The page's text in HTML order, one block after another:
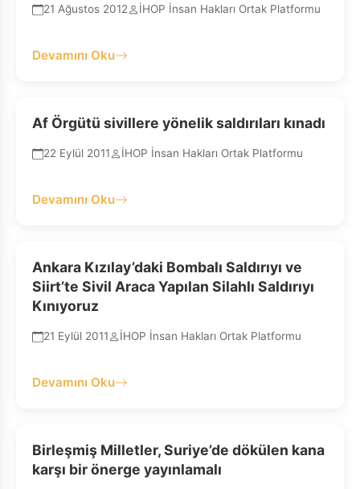
21 Ağustos 2012 İHOP İnsan Hakları Ortak Platformu
Devamını Oku
Af Örgütü sivillere yönelik saldırıları kınadı
22 Eylül 2011 İHOP İnsan Hakları Ortak Platformu
Devamını Oku
Ankara Kızılay’daki Bombalı Saldırıyı ve
Siirt’te Sivil Araca Yapılan Silahlı Saldırıyı
Kınıyoruz
21 Eylül 2011 İHOP İnsan Hakları Ortak Platformu
Devamını Oku
Birleşmiş Milletler, Suriye’de dökülen kana
karşı bir önerge yayınlamalı